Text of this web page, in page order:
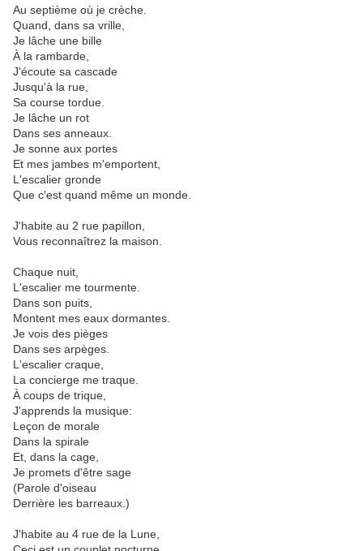
Au septième où je crèche.
Quand, dans sa vrille,
Je lâche une bille
À la rambarde,
J'écoute sa cascade
Jusqu'à la rue,
Sa course tordue.
Je lâche un rot
Dans ses anneaux.
Je sonne aux portes
Et mes jambes m'emportent,
L'escalier gronde
Que c'est quand même un monde.
J'habite au 2 rue papillon,
Vous reconnaîtrez la maison.
Chaque nuit,
L'escalier me tourmente.
Dans son puits,
Montent mes eaux dormantes.
Je vois des pièges
Dans ses arpèges.
L'escalier craque,
La concierge me traque.
À coups de trique,
J'apprends la musique:
Leçon de morale
Dans la spirale
Et, dans la cage,
Je promets d'être sage
(Parole d'oiseau
Derrière les barreaux.)
J'habite au 4 rue de la Lune,